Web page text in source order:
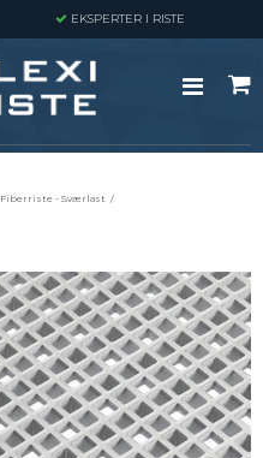
EKSPERTER I RISTE
Fiberriste - Sværlast /